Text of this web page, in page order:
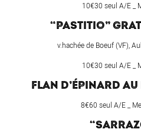
CONTACTEZ-NOUS !
10€30 seul A/E _
“PASTITIO”
v.hachée de Boeuf (VF),
10€30 seul A/E _
FLAN D’ÉPINARD
8€60 seul A/E _